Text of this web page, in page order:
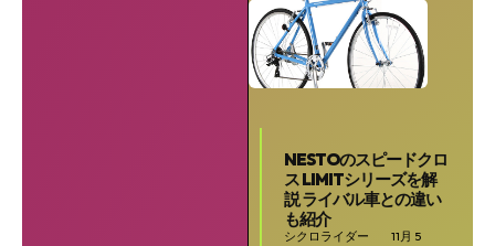
NESTOのスピードクロ
ス LIMITシリーズを解
説 ライバル車との違い
も紹介
シクロライダー 11月 5